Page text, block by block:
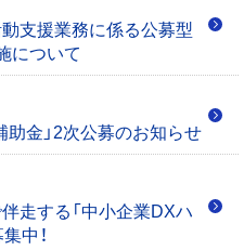
支援業務に係る公募型
について
金」2次公募のお知らせ
走する「中小企業DXハ
中！